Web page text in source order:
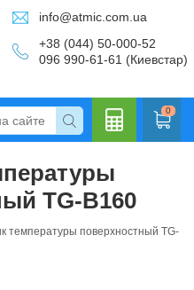
info@atmic.com.ua
+38 (044) 50-000-52
096 990-61-61 (Киевстар)
0
TG-B160
температуры поверхностный TG-